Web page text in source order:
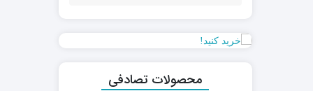
محصولات تصادفی